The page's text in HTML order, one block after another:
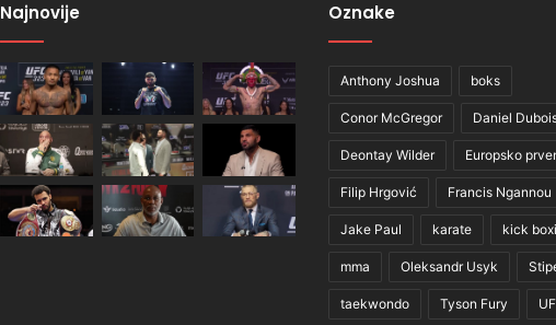
Najnovije Oznake
Anthony Joshua boks
Conor McGregor Daniel
Deontay Wilder Europsko
Filip Hrgović Francis Ngannou
Jake Paul karate kick
mma Oleksandr Usyk
taekwondo Tyson Fury